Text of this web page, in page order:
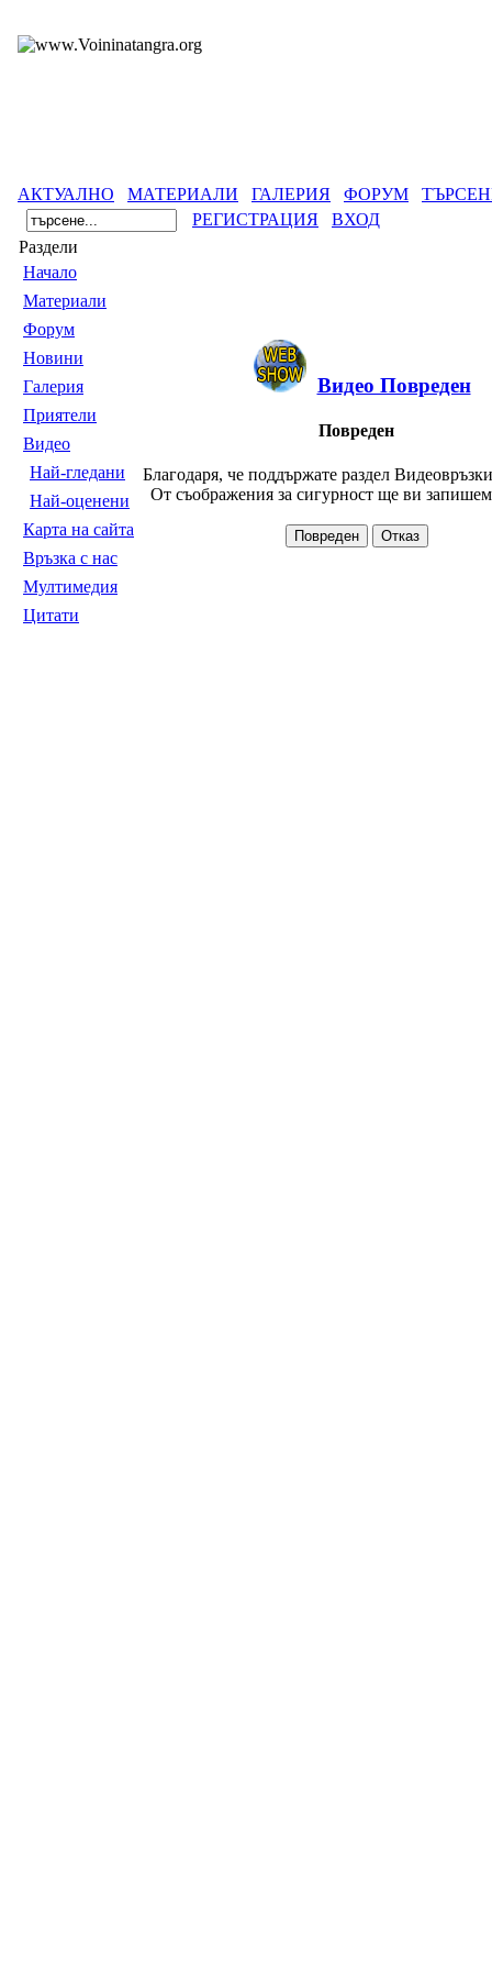
АКТУАЛНО МАТЕРИАЛИ ГАЛЕРИЯ ФОРУМ
РЕГИСТРАЦИЯ
ВХОД
Раздели
Началo
Материали
Форум
Новини
Галерия
Приятели
Видео
Най-гледани
Най-оценени
Карта на сайта
Връзка с нас
Мултимедия
Цитати
Видео Повреден
Повреден
Благодаря, че поддържате раздел
От съображения за сигурност ще ви запишем